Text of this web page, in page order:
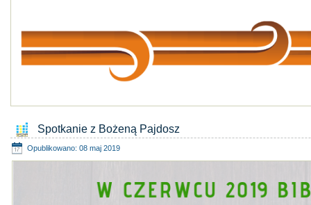
Spotkanie z Bożeną Pajdosz
Opublikowano: 08 maj 2019